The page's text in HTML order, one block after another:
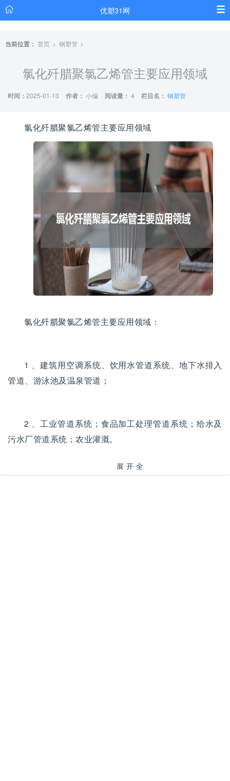
优塑31网
当前位置： 首页 钢塑管
氯化歼腊聚氯乙烯管主要应用领域
时间： 2025-01-13 作者： 小编 阅读量： 4 栏目名： 钢塑管
氯化歼腊聚氯乙烯管主要应用领域
氯化歼腊聚氯乙烯管主要应用领域：
1 、建筑用空调系统、饮用水管道系统、地下水排入
管道、游泳池及温泉管道；
2 、工业管道系统；食品加工处理管道系统；给水及
污水厂管道系统；农业灌溉。
展开全